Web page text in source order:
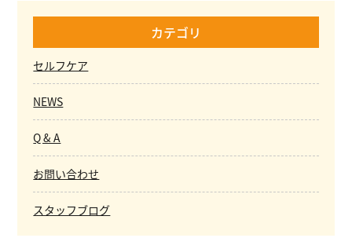
カテゴリ
セルフケア
NEWS
Q & A
お問い合わせ
スタッフブログ